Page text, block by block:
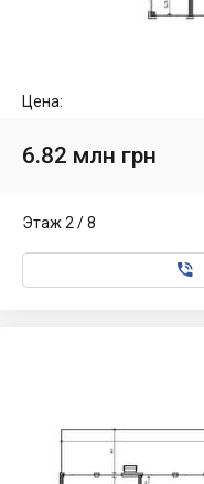
Цена:
6.82 млн грн
Этаж 2 / 8
